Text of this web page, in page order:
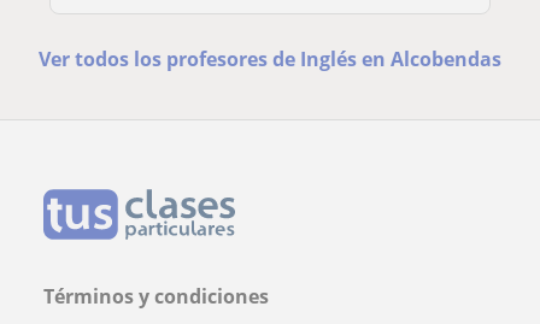
Ver todos los profesores de Inglés en Alcobendas
Términos y condiciones